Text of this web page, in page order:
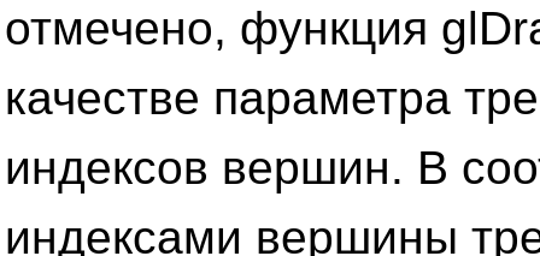
отмечено, функция
качестве параметра
индексов вершин. В
индексами вершины